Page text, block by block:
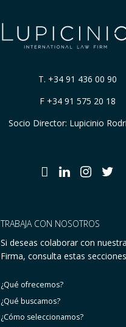
T. +34 91 436 00 90
F +34 91 575 20 18
Socio Director: Lupicinio
TRABAJA CON NOSOTROS
Si deseas colaborar con nuestra
Firma, consulta estas
¿Qué ofrecemos?
¿Qué buscamos?
¿Cómo seleccionamos?